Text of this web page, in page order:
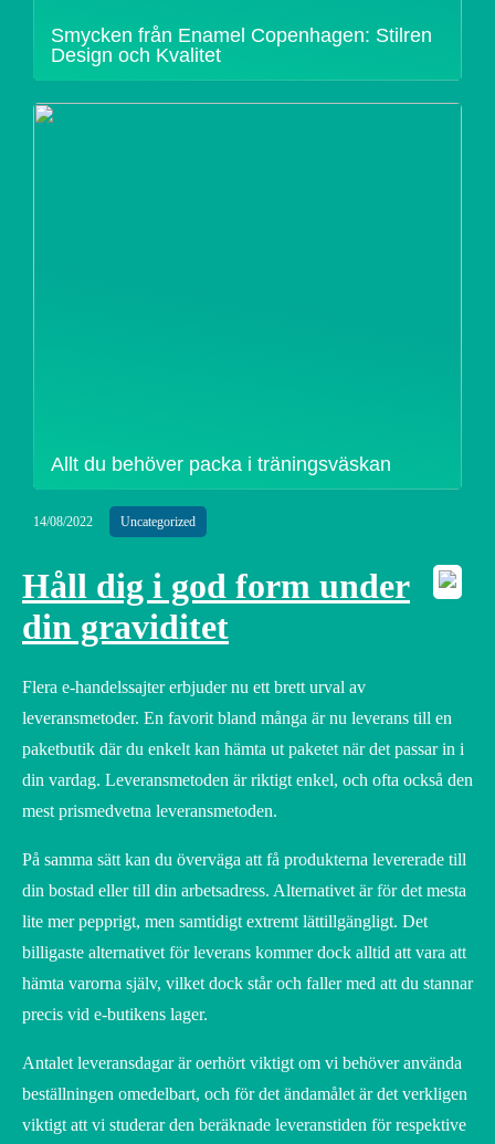
Smycken från Enamel Copenhagen: Stilren
Design och Kvalitet
Allt du behöver packa i träningsväskan
14/08/2022 Uncategorized
Håll dig i god form under
din graviditet
Flera e-handelssajter erbjuder nu ett brett urval av
leveransmetoder. En favorit bland många är nu leverans till en
paketbutik där du enkelt kan hämta ut paketet när det passar in i
din vardag. Leveransmetoden är riktigt enkel, och ofta också den
mest prismedvetna leveransmetoden.
På samma sätt kan du överväga att få produkterna levererade till
din bostad eller till din arbetsadress. Alternativet är för det mesta
lite mer pepprigt, men samtidigt extremt lättillgängligt. Det
billigaste alternativet för leverans kommer dock alltid att vara att
hämta varorna själv, vilket dock står och faller med att du stannar
precis vid e-butikens lager.
Antalet leveransdagar är oerhört viktigt om vi behöver använda
beställningen omedelbart, och för det ändamålet är det verkligen
viktigt att vi studerar den beräknade leveranstiden för respektive